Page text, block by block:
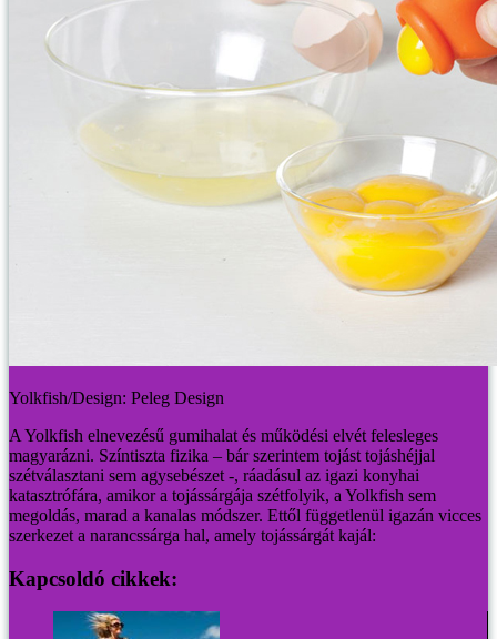
Yolkfish/Design: Peleg Design
A Yolkfish elnevezésű gumihalat és működési elvét felesleges
magyarázni. Színtiszta fizika – bár szerintem tojást tojáshéjjal
szétválasztani sem agysebészet -, ráadásul az igazi konyhai
katasztrófára, amikor a tojássárgája szétfolyik, a Yolkfish sem
megoldás, marad a kanalas módszer. Ettől függetlenül igazán vicces
szerkezet a narancssárga hal, amely tojássárgát kajál:
Kapcsoldó cikkek: